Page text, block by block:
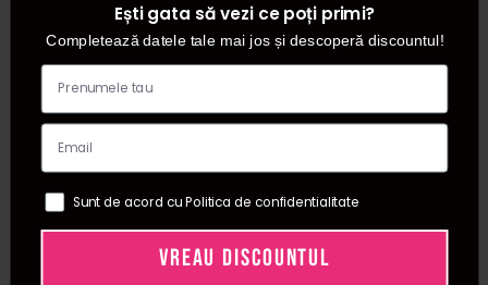
Ești gata să vezi ce poți primi?
Completează datele tale mai jos și descoperă discountul!
Sunt de acord cu Politica de confidentialitate
VREAU DISCOUNTUL